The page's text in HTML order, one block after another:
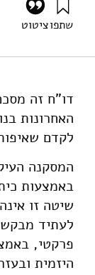
שתפוציטוט
האחרונות
לקדם
המסקנה
באמצעות
שיטה זו
לעתיד
פרקטי,
היזמית